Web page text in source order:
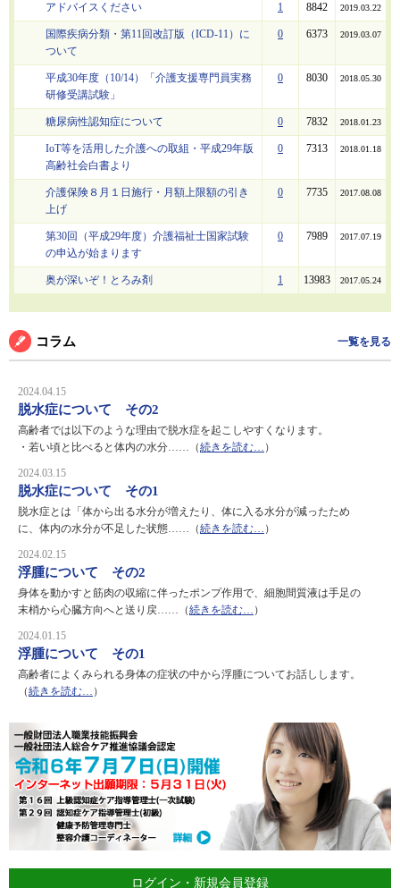
アドバイスください 1 8842 2019.03.22
国際疾病分類・第11回改訂版（ICD-11）に
ついて
0 6373 2019.03.07
平成30年度（10/14）「介護支援専門員実務
研修受講試験」
0 8030 2018.05.30
糖尿病性認知症について 0 7832 2018.01.23
IoT等を活用した介護への取組・平成29年版
高齢社会白書より
0 7313 2018.01.18
介護保険８月１日施行・月額上限額の引き
上げ
0 7735 2017.08.08
第30回（平成29年度）介護福祉士国家試験
の申込が始まります
0 7989 2017.07.19
奥が深いぞ！とろみ剤 1 13983 2017.05.24
コラム 一覧を見る
2024.04.15
脱水症について その2
高齢者では以下のような理由で脱水症を起こしやすくなります。
・若い頃と比べると体内の水分……（続きを読む… ）
2024.03.15
脱水症について その1
脱水症とは「体から出る水分が増えたり、体に入る水分が減ったため
に、体内の水分が不足した状態……（続きを読む… ）
2024.02.15
浮腫について その2
身体を動かすと筋肉の収縮に伴ったポンプ作用で、細胞間質液は手足の
末梢から心臓方向へと送り戻……（続きを読む… ）
2024.01.15
浮腫について その1
高齢者によくみられる身体の症状の中から浮腫についてお話しします。
（続きを読む… ）
ログイン・新規会員登録